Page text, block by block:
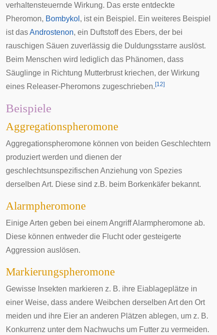
verhaltensteuernde Wirkung. Das erste entdeckte
Pheromon, Bombykol , ist ein Beispiel. Ein weiteres Beispiel
ist dasAndrostenon, ein Duftstoff des Ebers, der bei
rauschigen Säuen zuverlässig die Duldungsstarre auslöst.
Beim Menschen wird lediglich das Phänomen, dass
Säuglinge in Richtung Mutterbrust kriechen, der Wirkung
eines Releaser-Pheromons zugeschrieben. [12]
Beispiele
Aggregationspheromone
Aggregationspheromone können von beiden Geschlechtern
produziert werden und dienen der
geschlechtsunspezifischen Anziehung von Spezies
derselben Art. Diese sind z.B. beim Borkenkäfer bekannt.
Alarmpheromone
Einige Arten geben bei einem Angriff Alarmpheromone ab.
Diese können entweder die Flucht oder gesteigerte
Aggression auslösen.
Markierungspheromone
Gewisse Insekten markieren z. B. ihre Eiablageplätze in
einer Weise, dass andere Weibchen derselben Art den Ort
meiden und ihre Eier an anderen Plätzen ablegen, um z. B.
Konkurrenz unter dem Nachwuchs um Futter zu vermeiden.